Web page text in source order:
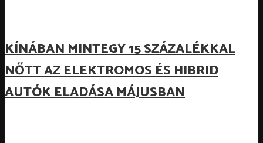
KÍNÁBAN MINTEGY 15 SZÁZALÉKKAL
NŐTT AZ ELEKTROMOS ÉS HIBRID
AUTÓK ELADÁSA MÁJUSBAN